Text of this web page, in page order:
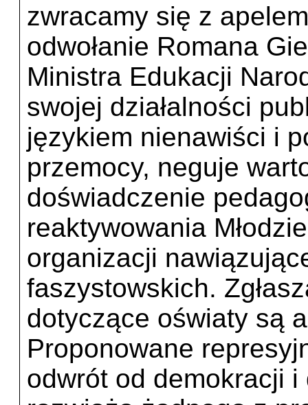
zwracamy się z
odwołanie Romana
Ministra Edukacji
swojej działalności
językiem nienawiści i
przemocy, neguje
doświadczenie
reaktywowania
organizacji
faszystowskich.
dotyczące oświaty są
Proponowane
odwrót od demokracji